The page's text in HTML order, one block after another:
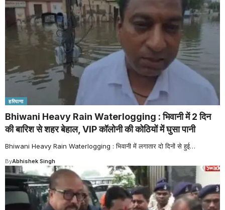
हरियाणा
Bhiwani Heavy Rain Waterlogging : भिवानी में 2 दिन
की बारिश से शहर बेहाल, VIP कॉलोनी की कोठियों में घुसा पानी
Bhiwani Heavy Rain Waterlogging : भिवानी में लगातार दो दिनों से हुई…
ByAbhishek Singh